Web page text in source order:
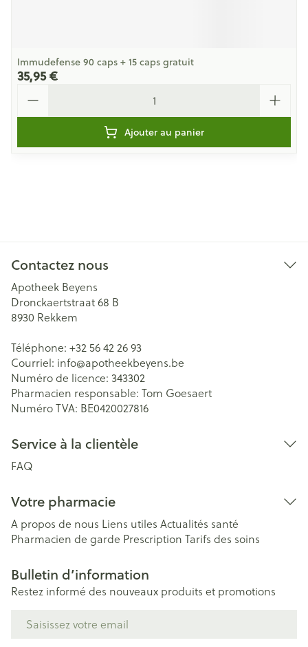
Immudefense 90 caps + 15 caps gratuit
35,95 €
Ajouter au panier
Contactez nous
Apotheek Beyens
Dronckaertstraat 68 B
8930 Rekkem
Téléphone: +32 56 42 26 93
Courriel: info@apotheekbeyens.be
Numéro de licence: 343302
Pharmacien responsable: Tom Goesaert
Numéro TVA: BE0420027816
Service à la clientèle
FAQ
Votre pharmacie
A propos de nous Liens utiles Actualités santé
Pharmacien de garde Prescription Tarifs des soins
Bulletin d’information
Restez informé des nouveaux produits et promotions